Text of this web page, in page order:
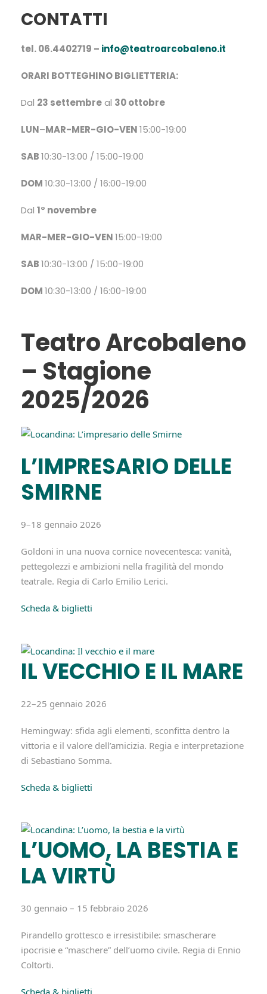
CONTATTI
tel. 06.4402719 – info@teatroarcobaleno.it
ORARI BOTTEGHINO BIGLIETTERIA:
Dal 23 settembreal 30 ottobre
LUN–MAR-MER-GIO-VEN15:00-19:00
SAB10:30-13:00 / 15:00-19:00
DOM10:30-13:00 / 16:00-19:00
Dal 1° novembre
MAR-MER-GIO-VEN15:00-19:00
SAB10:30-13:00 / 15:00-19:00
DOM10:30-13:00 / 16:00-19:00
Teatro Arcobaleno
– Stagione
2025/2026
L’IMPRESARIO DELLE
SMIRNE
9–18 gennaio 2026
Goldoni in una nuova cornice novecentesca: vanità,
pettegolezzi e ambizioni nella fragilità del mondo
teatrale. Regia di Carlo Emilio Lerici.
Scheda & biglietti
IL VECCHIO E IL MARE
22–25 gennaio 2026
Hemingway: sfida agli elementi, sconfitta dentro la
vittoria e il valore dell’amicizia. Regia e interpretazione
di Sebastiano Somma.
Scheda & biglietti
L’UOMO, LA BESTIA E
LA VIRTÙ
30 gennaio – 15 febbraio 2026
Pirandello grottesco e irresistibile: smascherare
ipocrisie e “maschere” dell’uomo civile. Regia di Ennio
Coltorti.